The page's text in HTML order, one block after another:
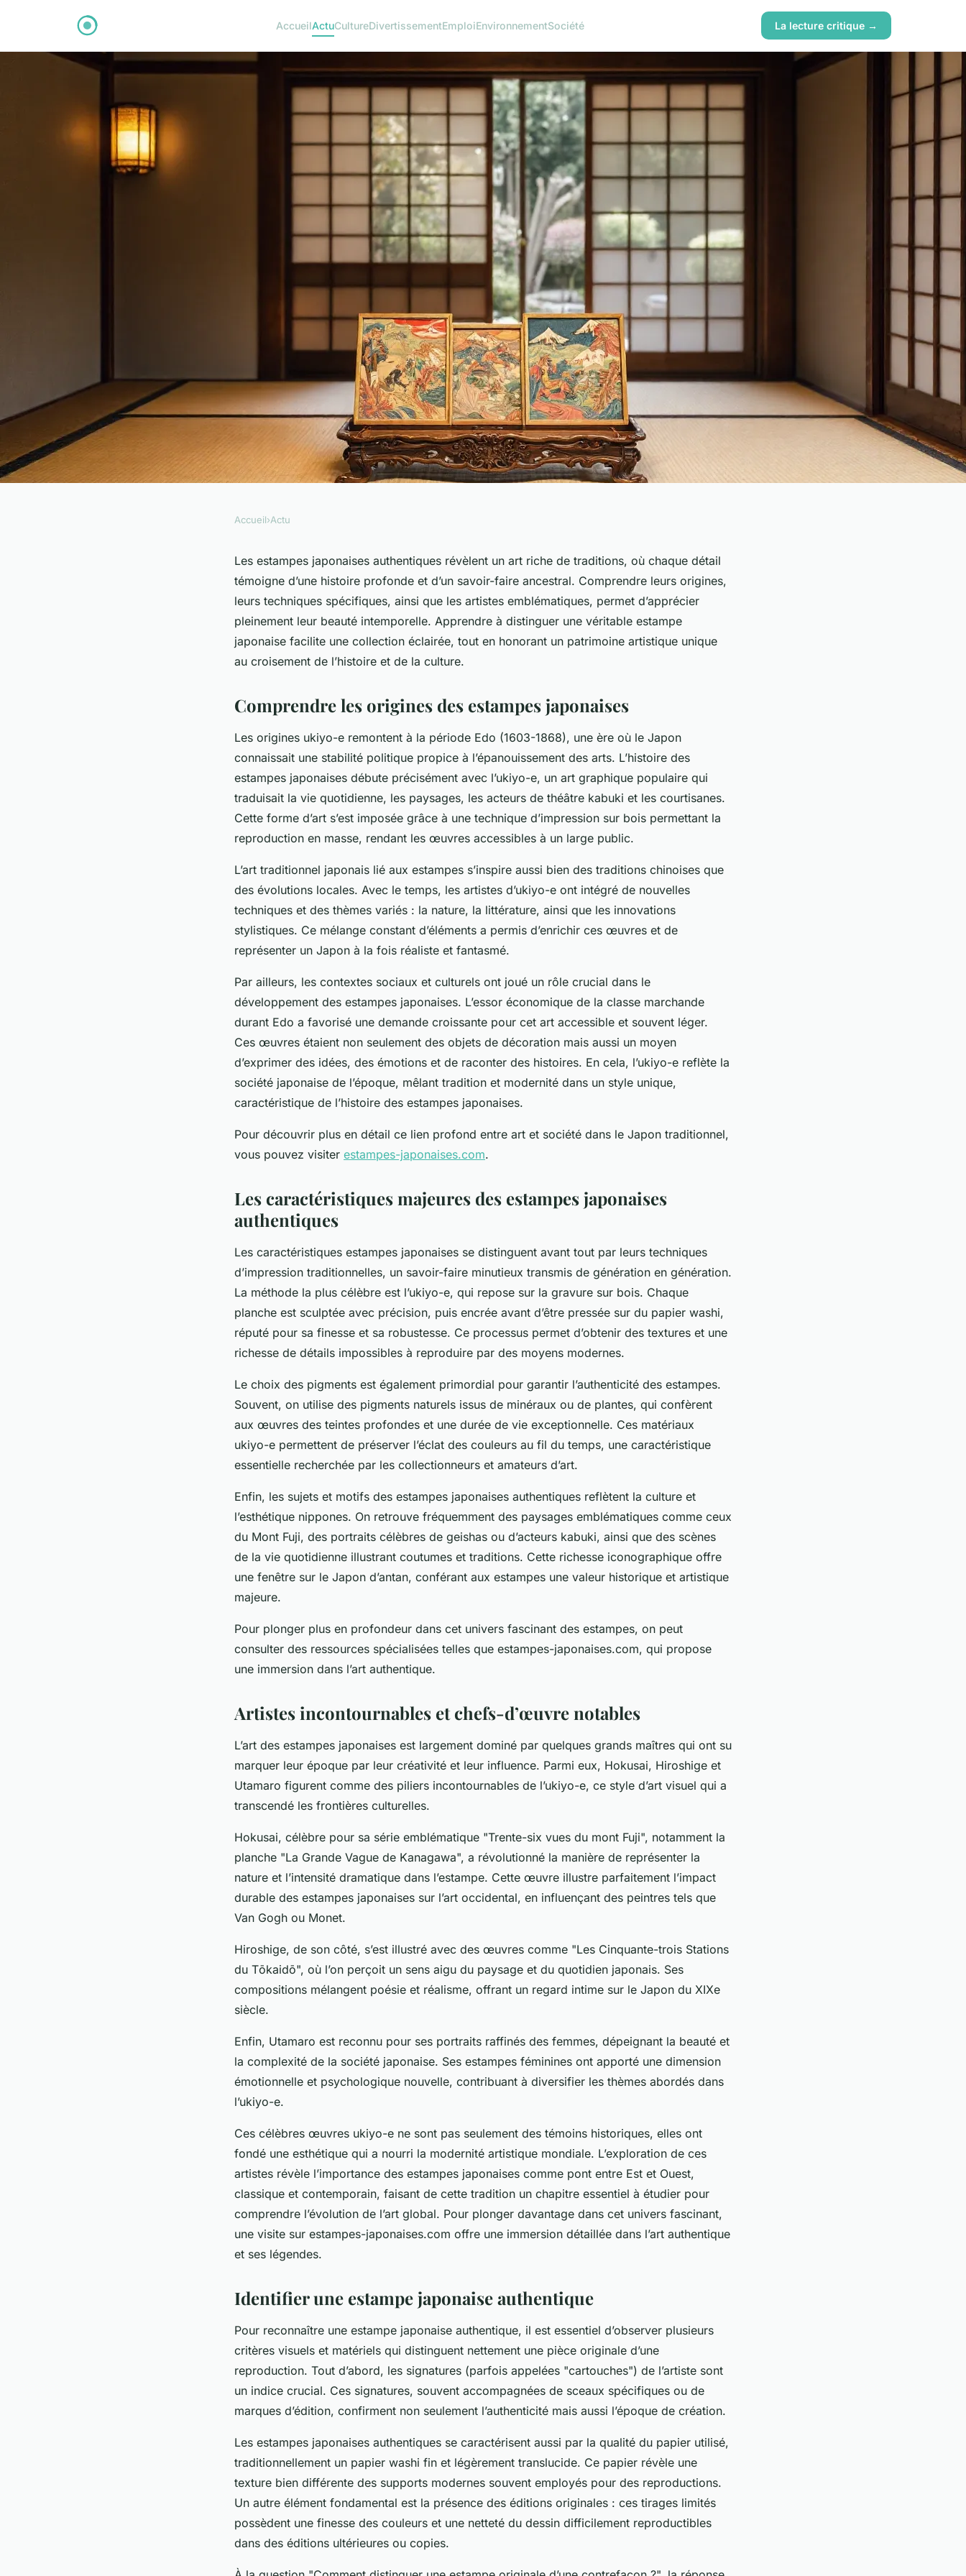
AccueilActuCultureDivertissementEmploiEnvironnementSociété La lecture critique →
Découvrez l'univers fascinant des
estampes japonaises authentiques
7 min de lecture
Accueil›Actu
Les estampes japonaises authentiques révèlent un art riche de traditions, où chaque détail
témoigne d’une histoire profonde et d’un savoir-faire ancestral. Comprendre leurs origines,
leurs techniques spécifiques, ainsi que les artistes emblématiques, permet d’apprécier
pleinement leur beauté intemporelle. Apprendre à distinguer une véritable estampe
japonaise facilite une collection éclairée, tout en honorant un patrimoine artistique unique
au croisement de l’histoire et de la culture.
Comprendre les origines des estampes japonaises
Les origines ukiyo-e remontent à la période Edo (1603-1868), une ère où le Japon
connaissait une stabilité politique propice à l’épanouissement des arts. L’histoire des
estampes japonaises débute précisément avec l’ukiyo-e, un art graphique populaire qui
traduisait la vie quotidienne, les paysages, les acteurs de théâtre kabuki et les courtisanes.
Cette forme d’art s’est imposée grâce à une technique d’impression sur bois permettant la
reproduction en masse, rendant les œuvres accessibles à un large public.
L’art traditionnel japonais lié aux estampes s’inspire aussi bien des traditions chinoises que
des évolutions locales. Avec le temps, les artistes d’ukiyo-e ont intégré de nouvelles
techniques et des thèmes variés : la nature, la littérature, ainsi que les innovations
stylistiques. Ce mélange constant d’éléments a permis d’enrichir ces œuvres et de
représenter un Japon à la fois réaliste et fantasmé.
Par ailleurs, les contextes sociaux et culturels ont joué un rôle crucial dans le
développement des estampes japonaises. L’essor économique de la classe marchande
durant Edo a favorisé une demande croissante pour cet art accessible et souvent léger.
Ces œuvres étaient non seulement des objets de décoration mais aussi un moyen
d’exprimer des idées, des émotions et de raconter des histoires. En cela, l’ukiyo-e reflète la
société japonaise de l’époque, mêlant tradition et modernité dans un style unique,
caractéristique de l’histoire des estampes japonaises.
Pour découvrir plus en détail ce lien profond entre art et société dans le Japon traditionnel,
vous pouvez visiter estampes-japonaises.com.
Les caractéristiques majeures des estampes japonaises
authentiques
Les caractéristiques estampes japonaises se distinguent avant tout par leurs techniques
d’impression traditionnelles, un savoir-faire minutieux transmis de génération en génération.
La méthode la plus célèbre est l’ukiyo-e, qui repose sur la gravure sur bois. Chaque
planche est sculptée avec précision, puis encrée avant d’être pressée sur du papier washi,
réputé pour sa finesse et sa robustesse. Ce processus permet d’obtenir des textures et une
richesse de détails impossibles à reproduire par des moyens modernes.
Le choix des pigments est également primordial pour garantir l’authenticité des estampes.
Souvent, on utilise des pigments naturels issus de minéraux ou de plantes, qui confèrent
aux œuvres des teintes profondes et une durée de vie exceptionnelle. Ces matériaux
ukiyo-e permettent de préserver l’éclat des couleurs au fil du temps, une caractéristique
essentielle recherchée par les collectionneurs et amateurs d’art.
Enfin, les sujets et motifs des estampes japonaises authentiques reflètent la culture et
l’esthétique nippones. On retrouve fréquemment des paysages emblématiques comme ceux
du Mont Fuji, des portraits célèbres de geishas ou d’acteurs kabuki, ainsi que des scènes
de la vie quotidienne illustrant coutumes et traditions. Cette richesse iconographique offre
une fenêtre sur le Japon d’antan, conférant aux estampes une valeur historique et artistique
majeure.
Pour plonger plus en profondeur dans cet univers fascinant des estampes, on peut
consulter des ressources spécialisées telles que estampes-japonaises.com, qui propose
une immersion dans l’art authentique.
Artistes incontournables et chefs-d’œuvre notables
L’art des estampes japonaises est largement dominé par quelques grands maîtres qui ont su
marquer leur époque par leur créativité et leur influence. Parmi eux, Hokusai, Hiroshige et
Utamaro figurent comme des piliers incontournables de l’ukiyo-e, ce style d’art visuel qui a
transcendé les frontières culturelles.
Hokusai, célèbre pour sa série emblématique "Trente-six vues du mont Fuji", notamment la
planche "La Grande Vague de Kanagawa", a révolutionné la manière de représenter la
nature et l’intensité dramatique dans l’estampe. Cette œuvre illustre parfaitement l’impact
durable des estampes japonaises sur l’art occidental, en influençant des peintres tels que
Van Gogh ou Monet.
Hiroshige, de son côté, s’est illustré avec des œuvres comme "Les Cinquante-trois Stations
du Tōkaidō", où l’on perçoit un sens aigu du paysage et du quotidien japonais. Ses
compositions mélangent poésie et réalisme, offrant un regard intime sur le Japon du XIXe
siècle.
Enfin, Utamaro est reconnu pour ses portraits raffinés des femmes, dépeignant la beauté et
la complexité de la société japonaise. Ses estampes féminines ont apporté une dimension
émotionnelle et psychologique nouvelle, contribuant à diversifier les thèmes abordés dans
l’ukiyo-e.
Ces célèbres œuvres ukiyo-e ne sont pas seulement des témoins historiques, elles ont
fondé une esthétique qui a nourri la modernité artistique mondiale. L’exploration de ces
artistes révèle l’importance des estampes japonaises comme pont entre Est et Ouest,
classique et contemporain, faisant de cette tradition un chapitre essentiel à étudier pour
comprendre l’évolution de l’art global. Pour plonger davantage dans cet univers fascinant,
une visite sur estampes-japonaises.com offre une immersion détaillée dans l’art authentique
et ses légendes.
Identifier une estampe japonaise authentique
Pour reconnaître une estampe japonaise authentique, il est essentiel d’observer plusieurs
critères visuels et matériels qui distinguent nettement une pièce originale d’une
reproduction. Tout d’abord, les signatures (parfois appelées "cartouches") de l’artiste sont
un indice crucial. Ces signatures, souvent accompagnées de sceaux spécifiques ou de
marques d’édition, confirment non seulement l’authenticité mais aussi l’époque de création.
Les estampes japonaises authentiques se caractérisent aussi par la qualité du papier utilisé,
traditionnellement un papier washi fin et légèrement translucide. Ce papier révèle une
texture bien différente des supports modernes souvent employés pour des reproductions.
Un autre élément fondamental est la présence des éditions originales : ces tirages limités
possèdent une finesse des couleurs et une netteté du dessin difficilement reproductibles
dans des éditions ultérieures ou copies.